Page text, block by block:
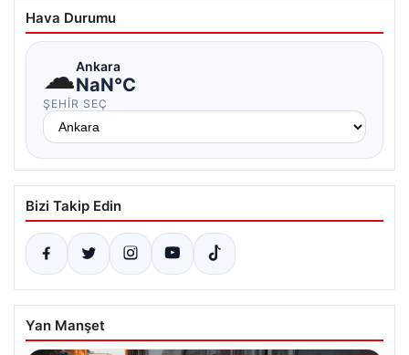
Hava Durumu
☁Ankara
NaN°C
ŞEHIR SEÇ
Bizi Takip Edin
Yan Manşet